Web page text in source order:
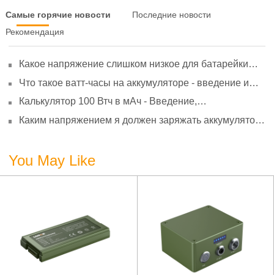
Самые горячие новости
Последние новости
Рекомендация
Какое напряжение слишком низкое для батарейки
старение
Что такое ватт-часы на аккумуляторе - введение и
Калькулятор 100 Втч в мАч - Введение,
Каким напряжением я должен заряжать аккумулятор
You May Like